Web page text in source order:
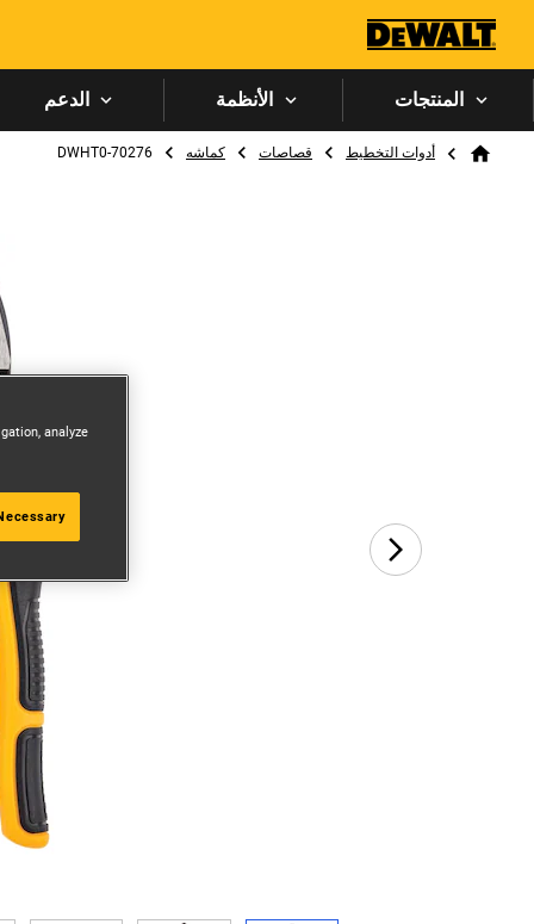
المنتجات الأنظمة الدعم
Breadcrumb
Homeأدوات التخطيط قصاصات كماشه DWHT0-70276
analyze